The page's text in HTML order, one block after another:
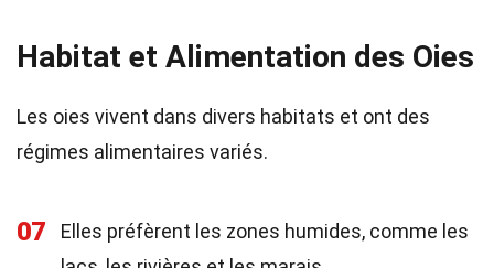
Habitat et Alimentation des Oies
Les oies vivent dans divers habitats et ont des
régimes alimentaires variés.
07
Elles préfèrent les zones humides, comme les